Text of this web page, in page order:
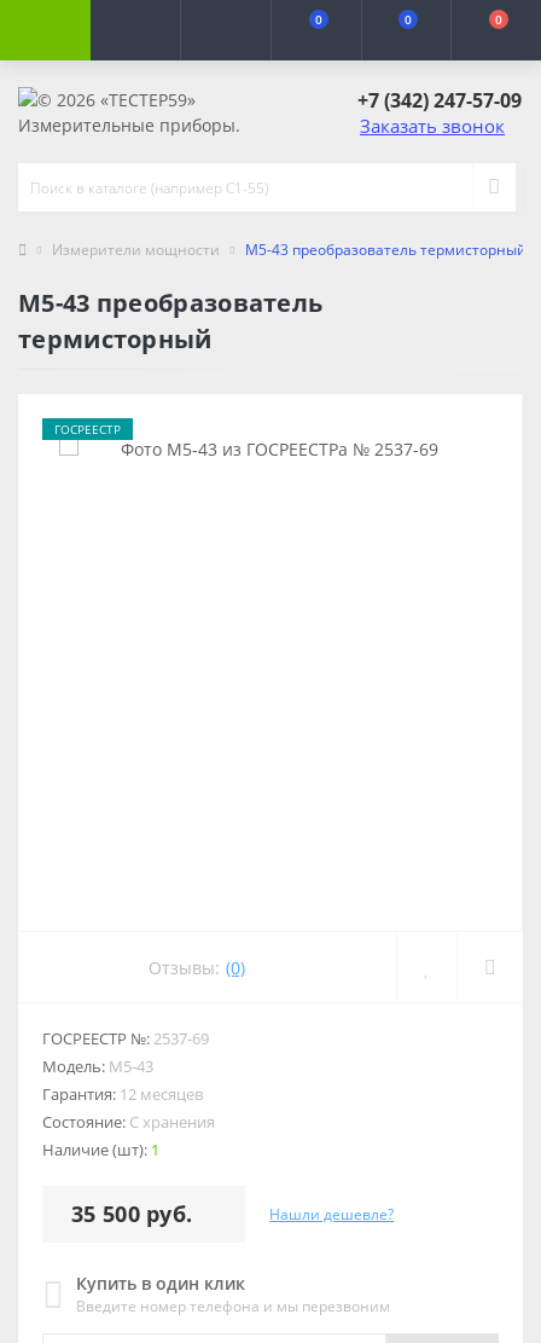
0 0 0
+7 (342) 247-57-09
Заказать звонок
Измерители мощности М5-43 преобразователь термисторный
М5-43 преобразователь
термисторный
ГОСРЕЕСТР
Отзывы: (0)
ГОСРЕЕСТР №:2537-69
Модель: М5-43
Гарантия: 12 месяцев
Состояние: С хранения
Наличие (шт): 1
35 500 руб. Нашли дешевле?
Купить в один клик
Введите номер телефона и мы перезвоним